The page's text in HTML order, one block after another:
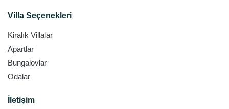
Villa Seçenekleri
Kiralık Villalar
Apartlar
Bungalovlar
Odalar
İletişim